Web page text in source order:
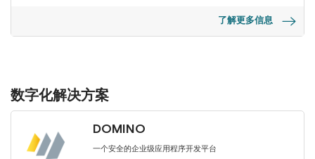
了解更多信息
数字化解决方案
DOMINO
一个安全的企业级应用程序开发平台